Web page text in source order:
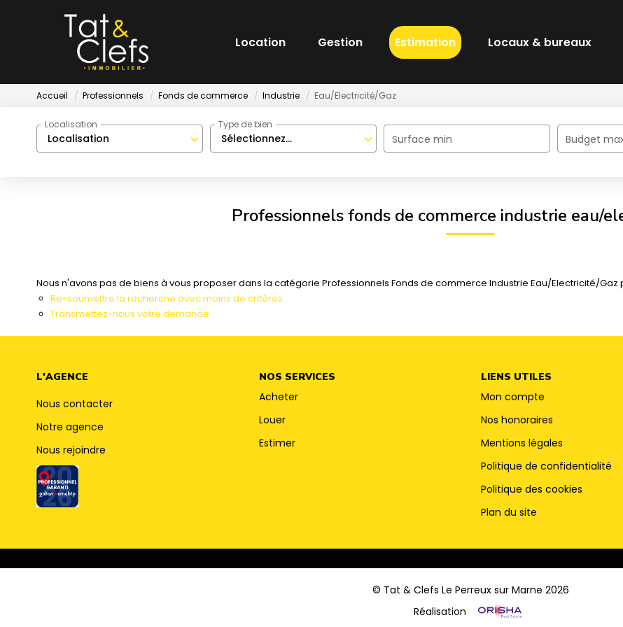
Location Gestion Estimation Locaux & bureaux
Accueil Professionnels Fonds de commerce Industrie Eau/Electricité/Gaz
Localisation
Localisation
Sélectionnez...
Type de bien
Surface min Budget
Professionnels fonds de commerce industrie eau/
Nous n'avons pas de biens à vous proposer dans la catégorie Professionnels Fonds de commerce Industrie Eau/Electricité/
Re-soumettre la recherche avec moins de critères.
Transmettez-nous votre demande
L'AGENCE
Nous contacter
Notre agence
Nous rejoindre
NOS SERVICES
Acheter
Louer
Estimer
LIENS UTILES
Mon compte
Nos honoraires
Mentions légales
Politique de confidentialité
Politique des cookies
Plan du site
© Tat & Clefs Le Perreux sur Marne 2026
Réalisation